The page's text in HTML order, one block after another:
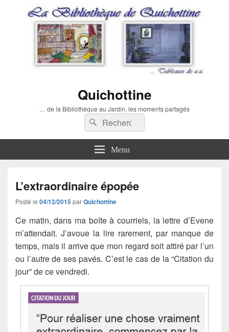
Quichottine
… de la Bibliothèque au Jardin, les moments partagés
Recherche :
Rechercher
Menu
L’extraordinaire épopée
Posté le 04/12/2015parQuichottine
Ce matin, dans ma boîte à courriels, la lettre d’Evene
m’attendait. J’avoue la lire rarement, par manque de
temps, mais il arrive que mon regard soit attiré par l’un
ou l’autre de ses pavés. C’est le cas de la “Citation du
jour” de ce vendredi.